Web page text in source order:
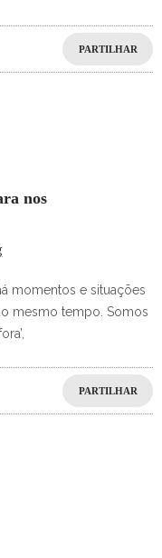
PARTILHAR
nos
momentos e situações
mesmo tempo. Somos
PARTILHAR